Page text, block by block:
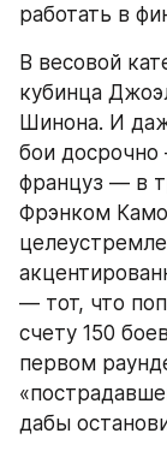
работать в
В весовой
кубинца
Шинона. И
бои
француз — в
Фрэнком
— тот, что
счету 150
первом
дабы